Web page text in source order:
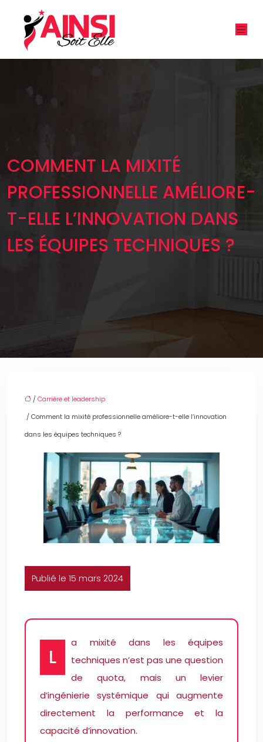
COMMENT LA MIXITÉ
PROFESSIONNELLE AMÉLIORE-
T-ELLE L’INNOVATION DANS
LES ÉQUIPES TECHNIQUES ?
/Carrière et leadership
/ Comment la mixité professionnelle améliore-t-elle l’innovation
dans les équipes techniques ?
Publié le 15 mars 2024
L
a mixité dans les équipes
techniques n’est pas une question
de quota, mais un levier
d’ingénierie systémique qui augmente
directement la performance et la
capacité d’innovation.